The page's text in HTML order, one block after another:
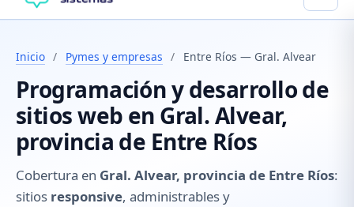
Inicio / Pymes y empresas / Entre Ríos — Gral. Alvear
Programación y desarrollo de
sitios web en Gral. Alvear,
provincia de Entre Ríos
Cobertura en Gral. Alvear, provincia de Entre Ríos:
sitios responsive, administrables y